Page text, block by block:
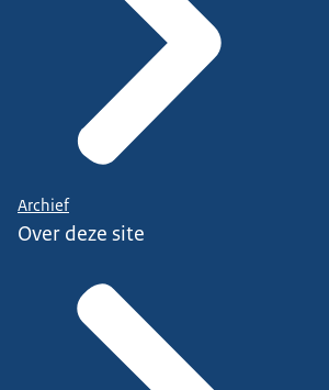
Archief
Over deze site